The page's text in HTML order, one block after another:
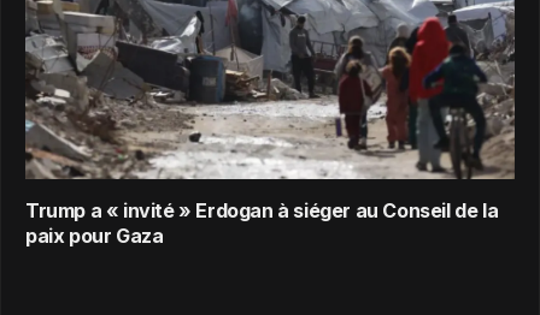
Trump a « invité » Erdogan à siéger au Conseil de la
paix pour Gaza